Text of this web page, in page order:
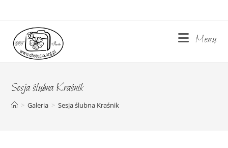
content
Menu
Sesja ślubna Kraśnik
> Galeria > Sesja ślubna Kraśnik